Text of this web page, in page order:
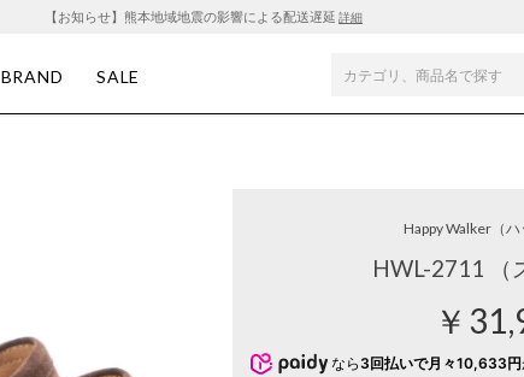
【お知らせ】熊本地域地震の影響による配送遅延 詳細
BRAND SALE
Happy Walker（ハ
HWL-2711 （
￥
なら 3回払いで月々10,633円